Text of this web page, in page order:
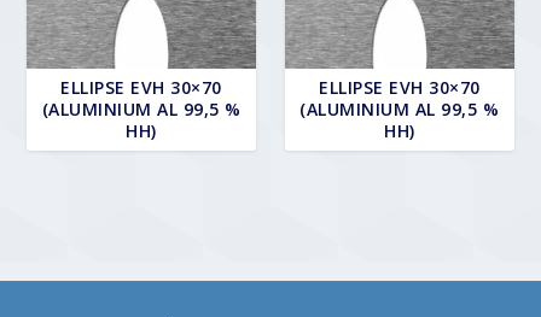
ELLIPSE EVH 30×70
(ALUMINIUM AL 99,5 %
HH)
ELLIPSE EVH 30×70
(ALUMINIUM AL 99,5 %
HH)